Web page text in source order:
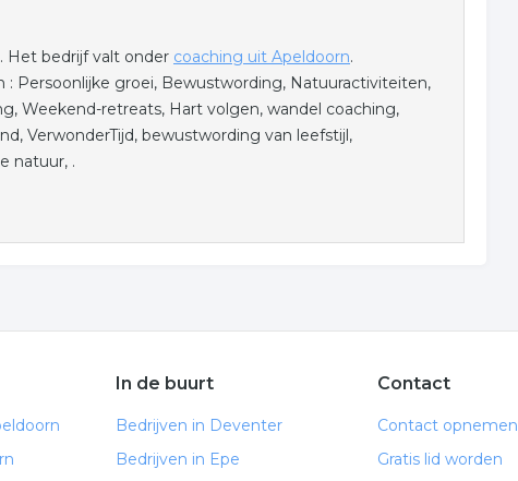
Het bedrijf valt onder coaching uit Apeldoorn.
Persoonlijke groei, Bewustwording, Natuuractiviteiten,
Weekend-retreats, Hart volgen, wandel coaching,
VerwonderTijd, bewustwording van leefstijl,
natuur, .
In de buurt
Bedrijven in Deventer
Bedrijven in Epe
Contact
Contact opnemen
Gratis lid worden